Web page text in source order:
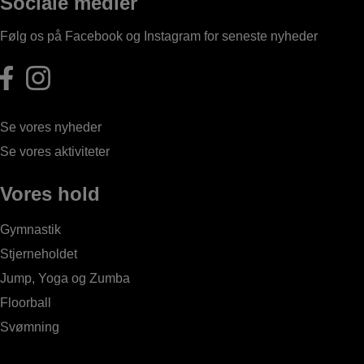
Følg os på Facebook og Instagram for seneste nyheder
Se vores nyheder
Se vores aktiviteter
Vores hold
Gymnastik
Stjerneholdet
Jump, Yoga og Zumba
Floorball
Svømning